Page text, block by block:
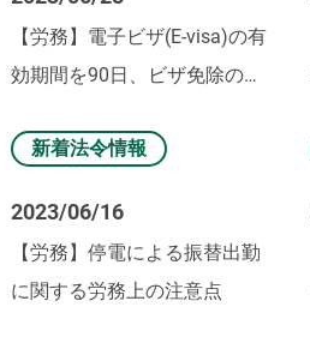
【労務】電子ビザ(E-visa)の有
効期間を90日、ビザ免除の有
新着法令情報
2023/06/16
【労務】停電による振替出勤
に関する労務上の注意点